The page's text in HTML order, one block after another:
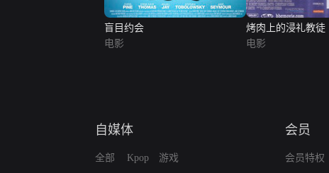
盲目约会
电影
烤肉上的浸礼教徒
电影
自媒体
全部 Kpop 游戏
会员
会员特权